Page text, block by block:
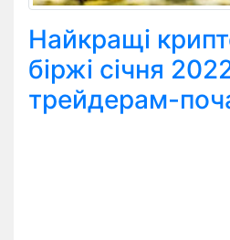
Найкращі
біржі січня
трейдерам-